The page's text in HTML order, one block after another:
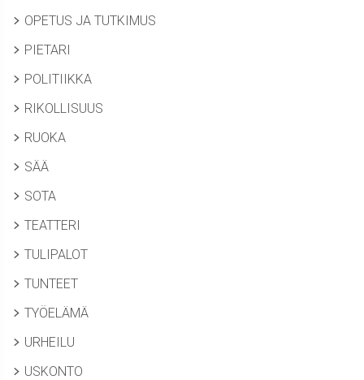
OPETUS JA TUTKIMUS
PIETARI
POLITIIKKA
RIKOLLISUUS
RUOKA
SÄÄ
SOTA
TEATTERI
TULIPALOT
TUNTEET
TYÖELÄMÄ
URHEILU
USKONTO